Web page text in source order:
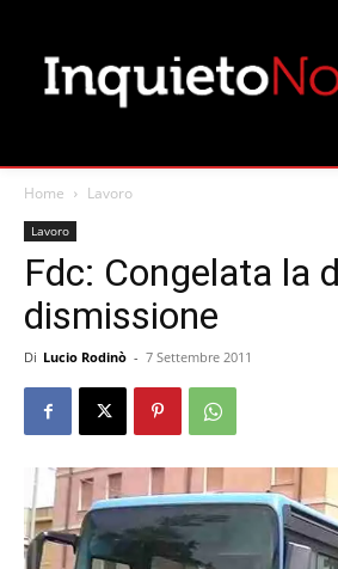
Home Lavoro
Lavoro
Fdc: Congelata la
dismissione
Di Lucio Rodinò - 7 Settembre 2011